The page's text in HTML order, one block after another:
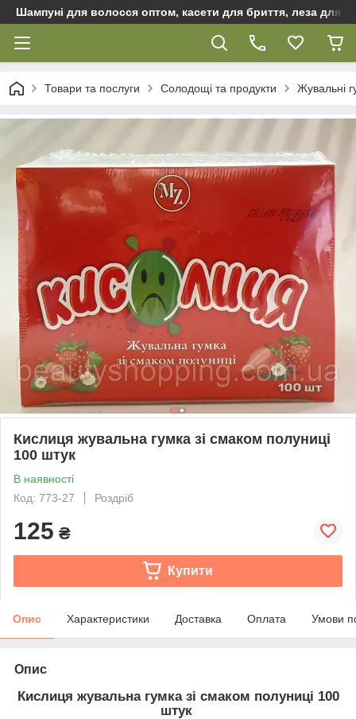
Шампуні для волосся оптом, касети для бриття, леза для
Товари та послуги Солодощі та продукти Жувальні
Кислиця жувальна гумка зі смаком полуниці
100 штук
В наявності
Код: 773-27
Роздріб
125 ₴
Купити
Опис Характеристики Доставка Оплата Умови
Опис
Кислиця жувальна гумка зі смаком полуниці 100
штук